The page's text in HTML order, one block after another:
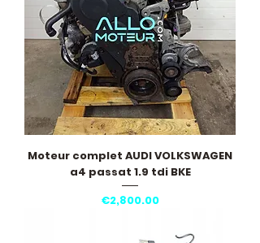
Moteur complet AUDI VOLKSWAGEN
a4 passat 1.9 tdi BKE
Price
€2,800.00